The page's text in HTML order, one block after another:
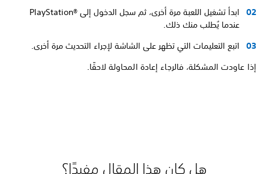
ابدأ تشغيل اللعبة مرة أخرى، ثم سجل الدخول إلى PlayStation®‎
عندما يُطلب منك ذلك.
اتبع التعليمات التي تظهر على الشاشة لإجراء التحديث مرة أخرى.
إذا عاودت المشكلة، فالرجاء إعادة المحاولة لاحقًا.
هل كان هذا المقال مفيدًا؟